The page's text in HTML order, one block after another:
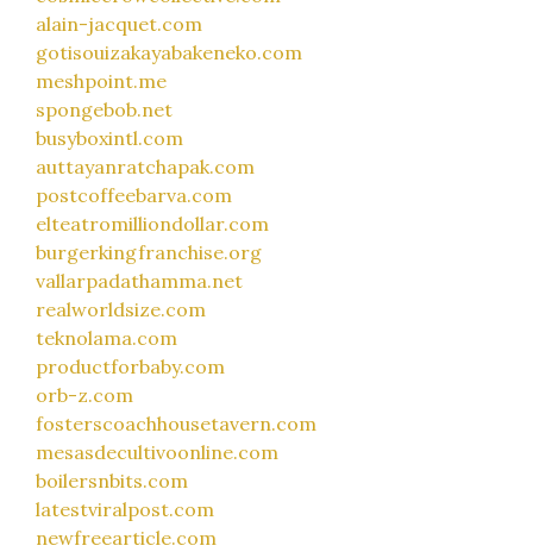
alain-jacquet.com
gotisouizakayabakeneko.com
meshpoint.me
spongebob.net
busyboxintl.com
auttayanratchapak.com
postcoffeebarva.com
elteatromilliondollar.com
burgerkingfranchise.org
vallarpadathamma.net
realworldsize.com
teknolama.com
productforbaby.com
orb-z.com
fosterscoachhousetavern.com
mesasdecultivoonline.com
boilersnbits.com
latestviralpost.com
newfreearticle.com